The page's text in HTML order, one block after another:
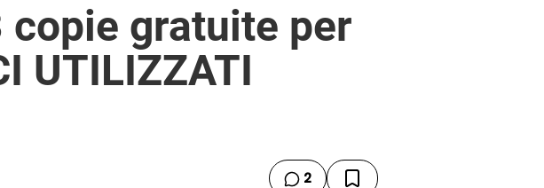
copie gratuite per
UTILIZZATI
2